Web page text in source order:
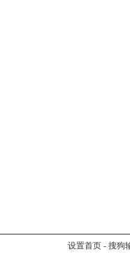
设置首页- 搜狗